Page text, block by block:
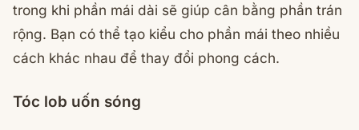
trong khi phần mái dài sẽ giúp cân bằng phần trán
rộng. Bạn có thể tạo kiểu cho phần mái theo nhiều
cách khác nhau để thay đổi phong cách.
Tóc lob uốn sóng